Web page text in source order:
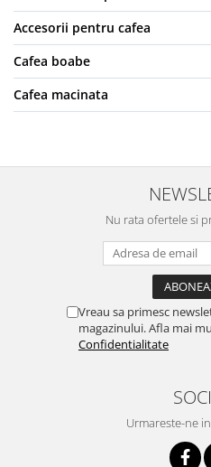
Accesorii pentru cafea
Cafea boabe
Cafea macinata
Nu rata ofertele si
Vreau sa primesc
magazinului. Afla mai
Confidentialitate
Urmareste-ne